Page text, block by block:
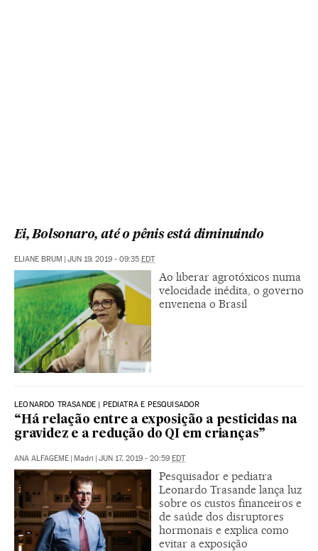
Ei, Bolsonaro, até o pênis está diminuindo
ELIANE BRUM | JUN 19, 2019 - 09:35 EDT
Ao liberar agrotóxicos numa
velocidade inédita, o governo
envenena o Brasil
LEONARDO TRASANDE | PEDIATRA E PESQUISADOR
“Há relação entre a exposição a pesticidas na
gravidez e a redução do QI em crianças”
ANA ALFAGEME | Madri | JUN 17, 2019 - 20:59 EDT
Pesquisador e pediatra
Leonardo Trasande lança luz
sobre os custos financeiros e
de saúde dos disruptores
hormonais e explica como
evitar a exposição